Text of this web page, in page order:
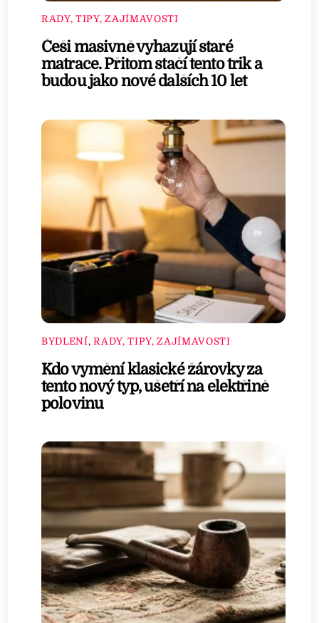
RADY, TIPY, ZAJÍMAVOSTI
Češi masivně vyhazují staré
matrace. Přitom stačí tento trik a
budou jako nové dalších 10 let
BYDLENÍ,RADY, TIPY, ZAJÍMAVOSTI
Kdo vymění klasické žárovky za
tento nový typ, ušetří na elektřině
polovinu